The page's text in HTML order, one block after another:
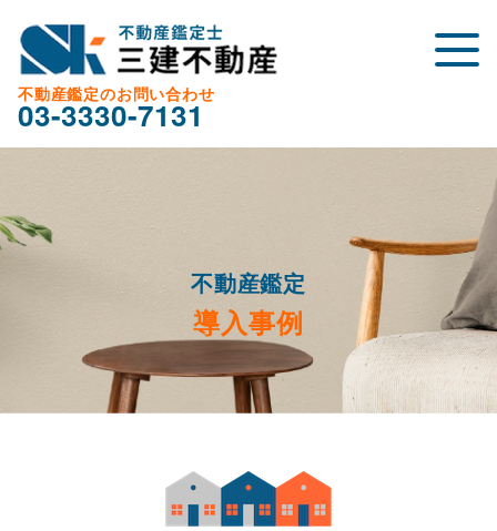
不動産鑑定のお問い合わせ
03-3330-7131
不動産鑑定
導入事例